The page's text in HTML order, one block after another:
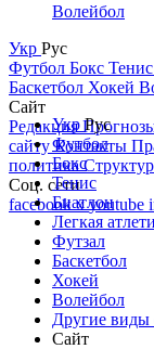
Волейбол
Укр Рус
Футбол Бокс Тенис
Баскетбол Хокей
Сайт
Редакция
сайтуКонтакты
политика
Соц. сети
facebookxyoutube
УкрРус
Футбол
Бокс
Тенис
Биатлон
Легкая
Футзал
Баскетбол
Хокей
Волейбол
Другие виды
Сайт